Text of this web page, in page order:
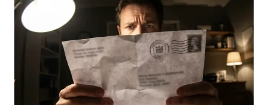
Avviso di giacenzaper la raccomandata
market 5497? Scopri chi è il mittente
(spesso utility come Hera, aziende, enti)
Leggi articolo